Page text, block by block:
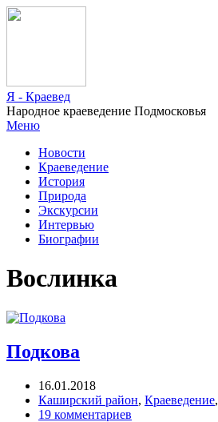
Я - Краевед
Народное краеведение Подмосковья
Меню
Новости
Краеведение
История
Природа
Экскурсии
Интервью
Биографии
Вослинка
Подкова
16.01.2018
Каширский район, Краеведение,
19 комментариев